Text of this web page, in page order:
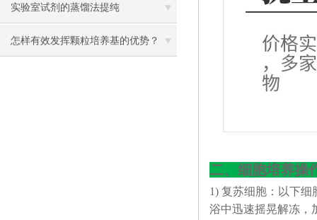
实验室试剂的蒸馏法提纯
怎样有效发挥颗粒培养基的优势？
二、细胞培养操
1) 复苏细胞：以下
浴中迅速摇晃解冻，